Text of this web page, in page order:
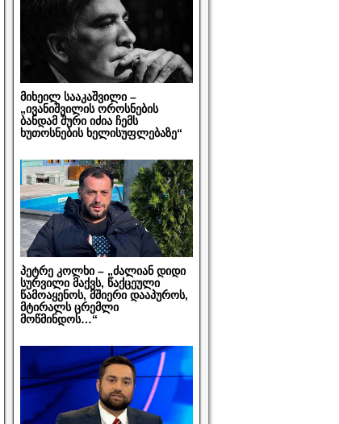
მიხეილ სააკაშვილი –
„ივანიშვილის ოროსნების
ბანდამ შური იძია ჩემს
ხუთოსნების ხელისუფლებაზე“
პეტრე კოლხი – „ძალიან დიდი
სურვილი მაქვს, წაქცეული
წამოაყენოს, მშიერი დააპუროს,
მტირალს ცრემლი
მოწმინდოს…“